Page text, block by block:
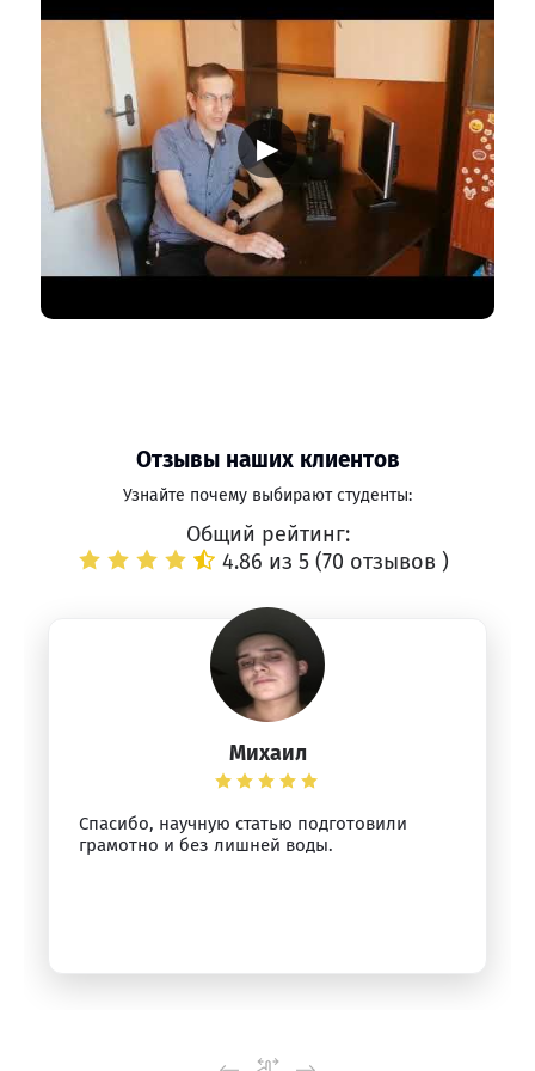
▶
Отзывы наших клиентов
Узнайте почему выбирают студенты:
Общий рейтинг:
4.86 из 5 (70 отзывов )
Михаил
Спасибо, научную статью подготовили
грамотно и без лишней воды.